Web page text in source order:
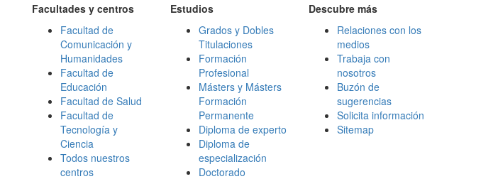
Facultades y centros
Facultad de
Comunicación y
Humanidades
Facultad de
Educación
Facultad de Salud
Facultad de
Tecnología y
Ciencia
Todos nuestros
centros
Estudios
Grados y Dobles
Titulaciones
Formación
Profesional
Másters y Másters
Formación
Permanente
Diploma de experto
Diploma de
especialización
Doctorado
Descubre más
Relaciones con los
medios
Trabaja con
nosotros
Buzón de
sugerencias
Solicita información
Sitemap